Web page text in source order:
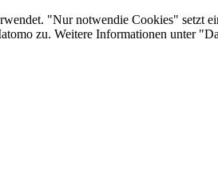
"Nur notwendie Cookies" setzt
zu. Weitere Informationen unter